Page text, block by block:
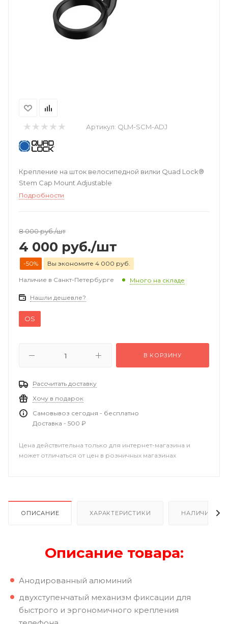
Артикул: QLM-SCM-ADJ
Крепление на шток велосипедной вилки Quad Lock®
Stem Cap Mount Adjustable
Подробности
8 000руб./шт
4 000 руб./шт
-50% Вы экономите 4 000 руб.
Наличие в Санкт-Петербурге Много на складе
Нашли дешевле?
OS
В КОРЗИНУ
Рассчитать доставку
Хочу в подарок
Самовывоз сегодня - бесплатно
Доставка - 500 ₽
Цена действительна только для интернет-магазина и
может отличаться от цен в розничных магазинах
ОПИСАНИЕ ХАРАКТЕРИСТИКИ НАЛИЧИЕ В
Описание товара:
Анодированный алюминий
двухступенчатый механизм фиксации для
быстрого и эргономичного крепления